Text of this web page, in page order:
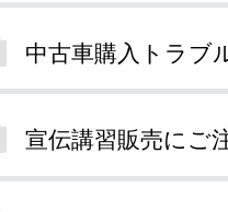
中古車購入トラブ
宣伝講習販売にご